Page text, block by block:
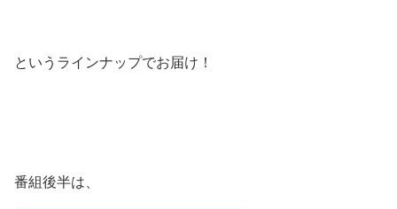
というラインナップでお届け！
番組後半は、